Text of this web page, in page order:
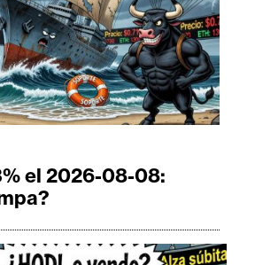
el 2026-08-08: